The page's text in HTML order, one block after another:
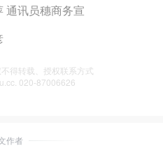
通讯员穗商务宣
得转载、授权联系方式
020-87006626
作者